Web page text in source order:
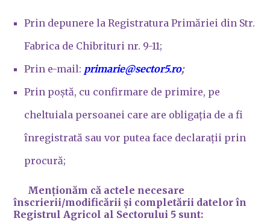
Prin depunere la Registratura Primăriei din Str.
Fabrica de Chibrituri nr. 9-11;
Prin e-mail: primarie@sector5.ro;
Prin poștă, cu confirmare de primire, pe
cheltuiala persoanei care are obligația de a fi
înregistrată sau vor putea face declarații prin
procură;
Menționăm că actele necesare
înscrierii/modificării și completării datelor în
Registrul Agricol al Sectorului 5 sunt: